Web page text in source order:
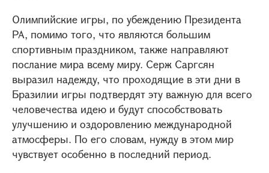
Олимпийские игры, по убеждению Президента
РА, помимо того, что являются большим
спортивным праздником, также направляют
послание мира всему миру. Серж Саргсян
выразил надежду, что проходящие в эти дни в
Бразилии игры подтвердят эту важную для всего
человечества идею и будут способствовать
улучшению и оздоровлению международной
атмосферы. По его словам, нужду в этом мир
чувствует особенно в последний период.